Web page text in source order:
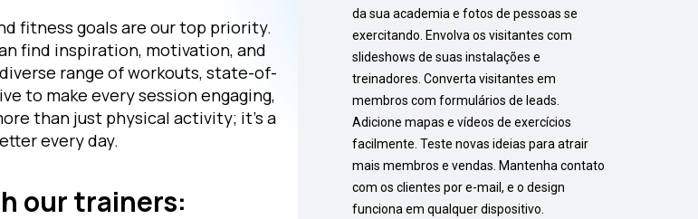
da sua academia e fotos de pessoas se
exercitando. Envolva os visitantes com
slideshows de suas instalações e
treinadores. Converta visitantes em
membros com formulários de leads.
Adicione mapas e vídeos de exercícios
facilmente. Teste novas ideias para atrair
mais membros e vendas. Mantenha contato
com os clientes por e-mail, e o design
funciona em qualquer dispositivo.